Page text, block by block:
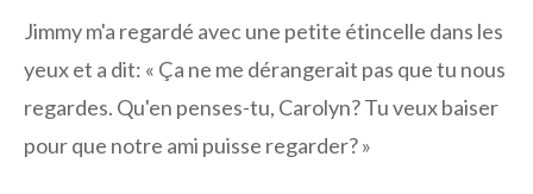
Jimmy m'a regardé avec une petite étincelle dans les
yeux et a dit: « Ça ne me dérangerait pas que tu nous
regardes. Qu'en penses-tu, Carolyn? Tu veux baiser
pour que notre ami puisse regarder? »